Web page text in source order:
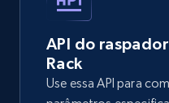
API do
Rack
Use essa API para